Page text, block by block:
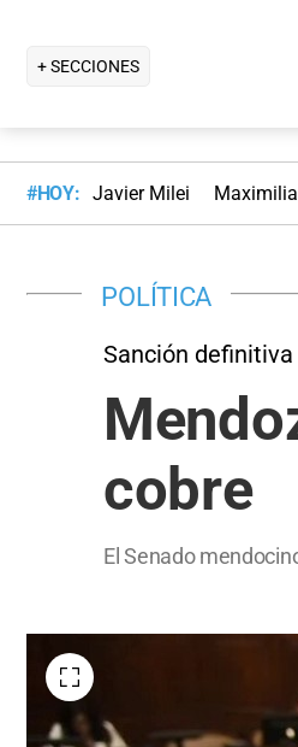
+ SECCIONES
#HOY: Javier Milei
POLÍTICA
Sanción definitiva
cobre
El Senado